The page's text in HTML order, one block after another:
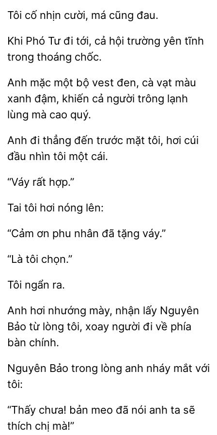
Tôi cười, cũng đau.
Khi Phó Tư tới, cả hội
yên tĩnh
thoáng chốc.
Anh mặc bộ vest
cà vạt
xanh đậm, khiến cả người trông lạnh
lùng mà cao quý.
Anh đi thẳng đến
hơi cúi
đầu nhìn tôi một cái.
tôi hơi
“Cảm ơn phu đã
Anh hơi nhướng
nhận lấy Nguyên
từ lòng tôi, xoay người đi
phía
bàn chính.
Nguyên trong lòng anh nháy mắt
chưa! bản meo đã nói anh
thích chị mà!”